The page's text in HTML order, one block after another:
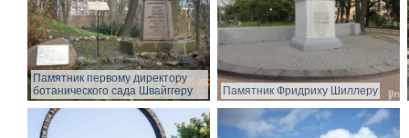
Памятник первому директору
ботанического сада Швайггеру
Памятник Фридриху Шиллеру